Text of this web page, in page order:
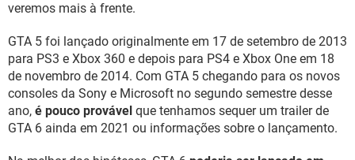
veremos mais à frente.
GTA 5 foi lançado originalmente em 17 de setembro de 2013
para PS3 e Xbox 360 e depois para PS4 e Xbox One em 18
de novembro de 2014. Com GTA 5 chegando para os novos
consoles da Sony e Microsoft no segundo semestre desse
ano, é pouco provável que tenhamos sequer um trailer de
GTA 6 ainda em 2021 ou informações sobre o lançamento.